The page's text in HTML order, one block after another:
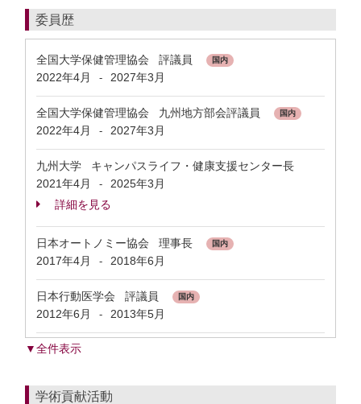
委員歴
全国大学保健管理協会 評議員 国内
2022年4月 - 2027年3月
全国大学保健管理協会 九州地方部会評議員 国内
2022年4月 - 2027年3月
九州大学 キャンパスライフ・健康支援センター長
2021年4月
-
2025年3月
詳細を見る
日本オートノミー協会 理事長 国内
2017年4月 - 2018年6月
日本行動医学会 評議員 国内
2012年6月 - 2013年5月
▼全件表示
学術貢献活動